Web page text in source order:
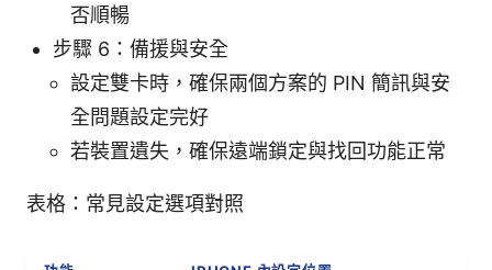
否順暢
步驟 6：備援與安全
設定雙卡時，確保兩個方案的 PIN 簡訊與安
全問題設定完好
若裝置遺失，確保遠端鎖定與找回功能正常
表格：常見設定選項對照